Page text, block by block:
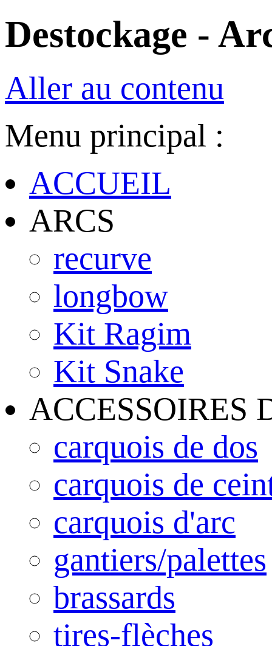
Destockage -
Aller au contenu
Menu principal :
ACCUEIL
ARCS
recurve
longbow
Kit Ragim
Kit Snake
ACCESSOIRES
carquois de dos
carquois de
carquois d'arc
gantiers/palettes
brassards
tires-flèches